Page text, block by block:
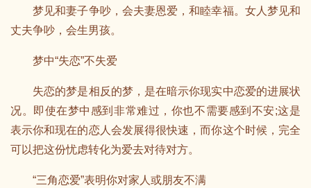
梦见和妻子争吵，会夫妻恩爱，和睦幸福。女人梦见和
丈夫争吵，会生男孩。
梦中“失恋”不失爱
失恋的梦是相反的梦，是在暗示你现实中恋爱的进展状
况。即使在梦中感到非常难过，你也不需要感到不安;这是
表示你和现在的恋人会发展得很快速，而你这个时候，完全
可以把这份忧虑转化为爱去对待对方。
“三角恋爱”表明你对家人或朋友不满